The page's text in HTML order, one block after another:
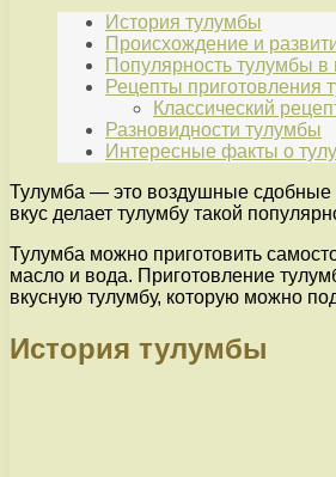
История тулумбы
Происхождение и
Популярность тулумбы в
Рецепты приготовления
Классический
Разновидности тулумбы
Интересные факты о
Тулумба — это воздушные сдобные
вкус делает тулумбу такой
Тулумба можно приготовить
масло и вода. Приготовление
вкусную тулумбу, которую можно
История тулумбы